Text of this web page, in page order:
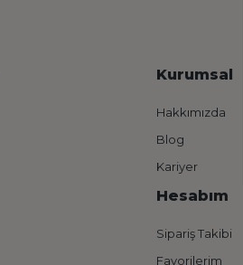
Kurumsal
Hakkımızda
Blog
Kariyer
Hesabım
Sipariş Takibi
Favorilerim